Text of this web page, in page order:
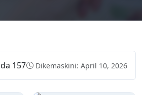
157 Dikemaskini: April 10, 2026